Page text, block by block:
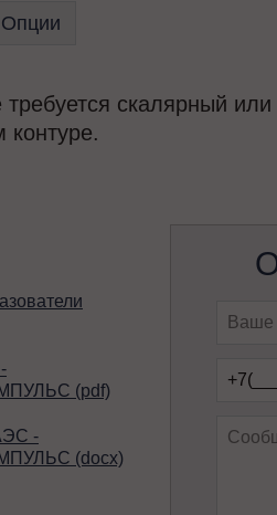
Опции
скалярный
контуре.
(pdf)
-
(docx)